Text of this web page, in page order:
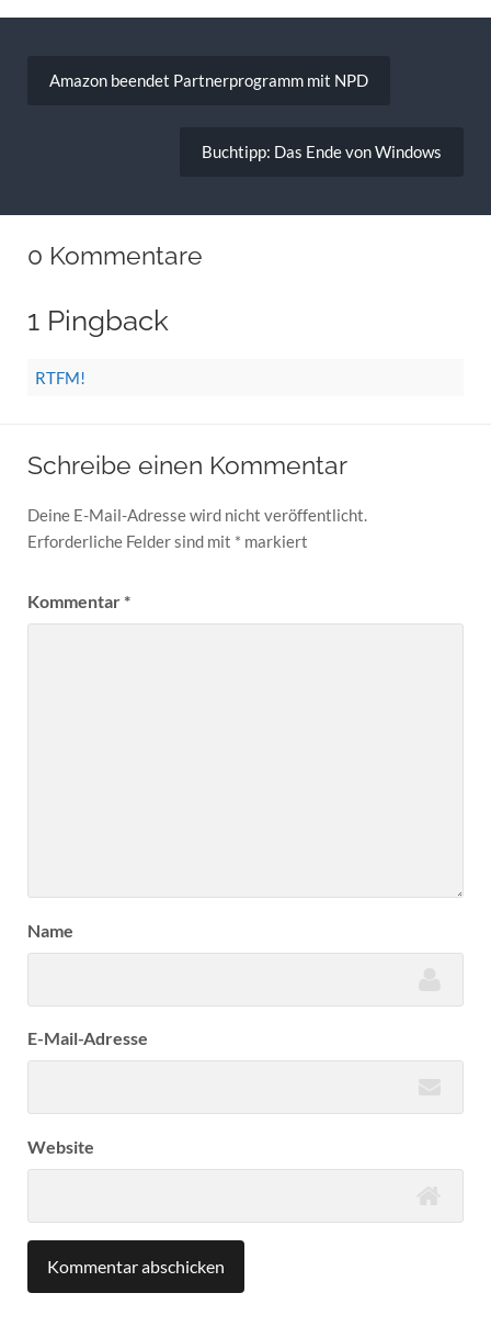
Amazon beendet Partnerprogramm mit NPD
Buchtipp: Das Ende von Windows
0 Kommentare
1 Pingback
RTFM!
Schreibe einen Kommentar
Deine E-Mail-Adresse wird nicht veröffentlicht.
Erforderliche Felder sind mit * markiert
Kommentar*
Name
E-Mail-Adresse
Website